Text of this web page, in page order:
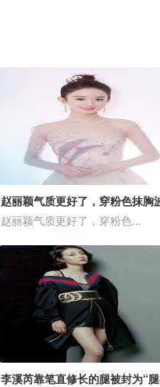
赵丽颖气质更好了，穿粉色...
李溪芮靠笔直修长的腿被封为“